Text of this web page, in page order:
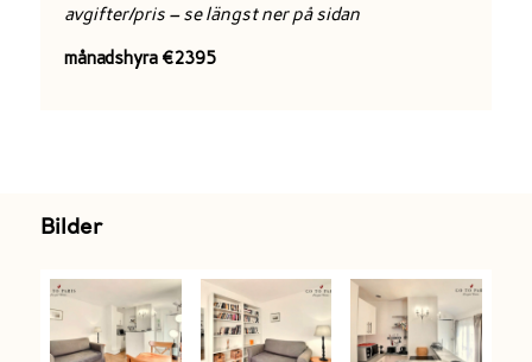
avgifter/pris – se längst ner på sidan
månadshyra €2395
Bilder